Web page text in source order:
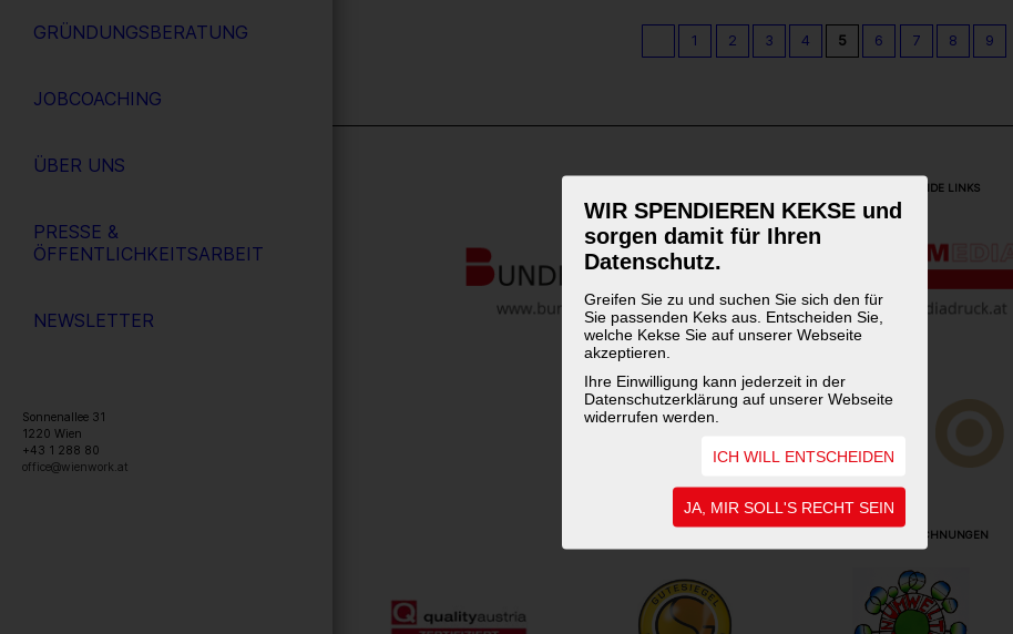
WIR SPENDIEREN KEKSE und
sorgen damit für Ihren
Datenschutz.
Greifen Sie zu und suchen Sie sich den für
Sie passenden Keks aus. Entscheiden Sie,
welche Kekse Sie auf unserer Webseite
akzeptieren.
Ihre Einwilligung kann jederzeit in der
Datenschutzerklärung auf unserer Webseite
widerrufen werden.
ICH WILL ENTSCHEIDEN
JA, MIR SOLL'S RECHT SEIN
GRÜNDUNGSBERATUNG
JOBCOACHING
ÜBER UNS
PRESSE &
ÖFFENTLICHKEITSARBEIT
NEWSLETTER
Sonnenallee 31
1220 Wien
+43 1 288 80
office@wienwork.at
1 2 3 4 5 6 7 8 9
WEITERFÜHRENDE LINKS
UNSERE AUSZEICHNUNGEN